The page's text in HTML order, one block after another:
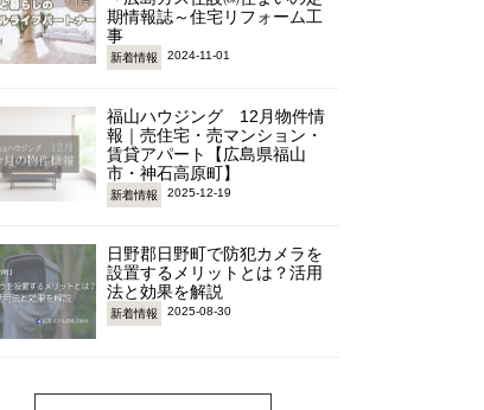
期情報誌～住宅リフォーム工
事
新着情報 2024-11-01
福山ハウジング 12月物件情
報｜売住宅・売マンション・
賃貸アパート【広島県福山
市・神石高原町】
新着情報 2025-12-19
日野郡日野町で防犯カメラを
設置するメリットとは？活用
法と効果を解説
新着情報 2025-08-30